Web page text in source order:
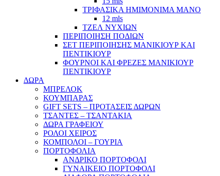
ΤΡΙΦΑΣΙΚΑ ΗΜΙΜΟΝΙΜΑ ΜΑΝΟ
12 mls
ΤΖΕΛ ΝΥΧΙΩΝ
ΠΕΡΙΠΟΙΗΣΗ ΠΟΔΙΩΝ
ΣΕΤ ΠΕΡΙΠΟΙΗΣΗΣ ΜΑΝΙΚΙΟΥΡ ΚΑΙ
ΠΕΝΤΙΚΙΟΥΡ
ΦΟΥΡΝΟΙ ΚΑΙ ΦΡΕΖΕΣ ΜΑΝΙΚΙΟΥΡ
ΠΕΝΤΙΚΙΟΥΡ
ΔΩΡΑ
ΜΠΡΕΛΟΚ
ΚΟΥΜΠΑΡΑΣ
GIFT SETS – ΠΡΟΤΑΣΕΙΣ ΔΩΡΩΝ
ΤΣΑΝΤΕΣ – ΤΣΑΝΤΑΚΙΑ
ΔΩΡΑ ΓΡΑΦΕΙΟΥ
ΡΟΛΟΙ ΧΕΙΡΟΣ
ΚΟΜΠΟΛΟΙ – ΓΟΥΡΙΑ
ΠΟΡΤΟΦΟΛΙΑ
ΑΝΔΡΙΚΟ ΠΟΡΤΟΦΟΛΙ
ΓΥΝΑΙΚΕΙΟ ΠΟΡΤΟΦΟΛΙ